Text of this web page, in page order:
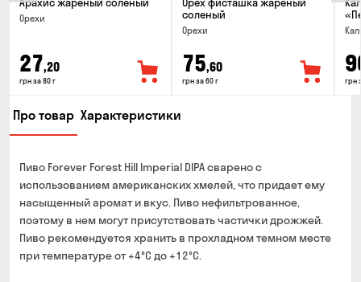
Орехи
27,20
грн за 80 г
соленый
Орехи
75,60
грн за 60 г грн
Про товар Характеристики
Пиво Forever Forest Hill Imperial DIPA сварено с
использованием американских хмелей, что придает ему
насыщенный аромат и вкус. Пиво нефильтрованное,
поэтому в нем могут присутствовать частички дрожжей.
Пиво рекомендуется хранить в прохладном темном месте
при температуре от +4°C до +12°C.